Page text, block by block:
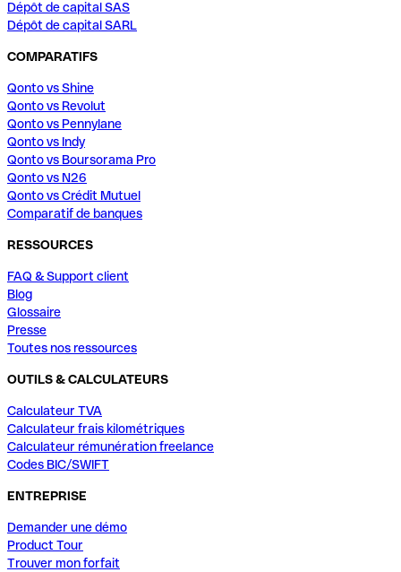
Dépôt de capital SAS
Dépôt de capital SARL
COMPARATIFS
Qonto vs Shine
Qonto vs Revolut
Qonto vs Pennylane
Qonto vs Indy
Qonto vs Boursorama Pro
Qonto vs N26
Qonto vs Crédit Mutuel
Comparatif de banques
RESSOURCES
FAQ & Support client
Blog
Glossaire
Presse
Toutes nos ressources
OUTILS & CALCULATEURS
Calculateur TVA
Calculateur frais kilométriques
Calculateur rémunération freelance
Codes BIC/SWIFT
ENTREPRISE
Demander une démo
Product Tour
Trouver mon forfait